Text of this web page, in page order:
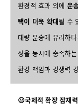
환경적 효과 외에 운
택이 더욱 확대될 수
대량 운송에 유리하
성을 동시에 충족하
환경 책임과 경쟁력
😐국제적 확장 잠재력